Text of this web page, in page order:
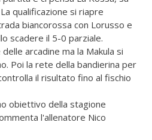
qualificazione si riapre
biancorossa con Lorusso e
scadere il 5-0 parziale.
arcadine ma la Makula si
Poi la rete della bandierina per
il risultato fino al fischio
obiettivo della stagione
l'allenatore Nico